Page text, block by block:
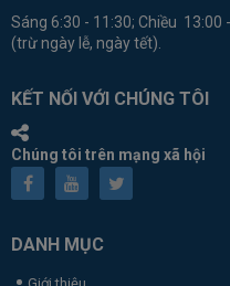
Sáng 6:30 - 11:30; Chiều
(trừ ngày lễ, ngày tết).
KẾT NỐI VỚI CHÚNG TÔI
Chúng tôi trên mạng xã hội
DANH MỤC